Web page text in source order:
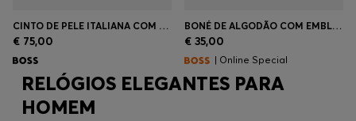
CINTO DE PELE ITALIANA COM PRESILHA COM LOGÓTIPO E ELEMENTOS METÁLICOS ESCOVADOS
€ 75,00
BONÉ DE ALGODÃO COM EMBLEMA DE LOGÓTIPO
€ 35,00
| Online Special
RELÓGIOS ELEGANTES PARA
HOMEM